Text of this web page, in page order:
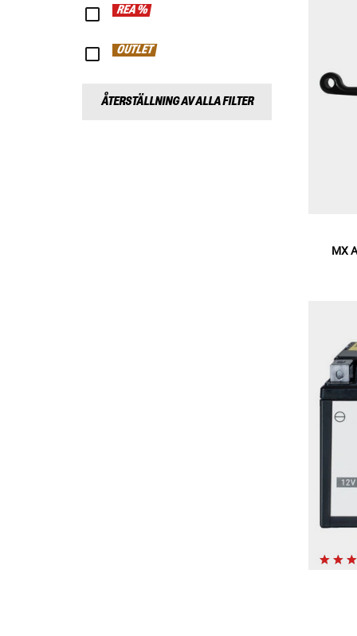
REA %
OUTLET
ÅTERSTÄLLNING AV ALLA FILTER
MX